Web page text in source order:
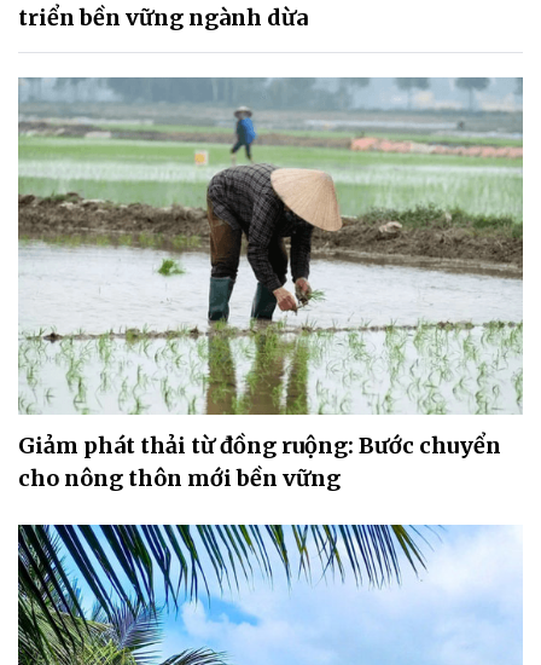
triển bền vững ngành dừa
Giảm phát thải từ đồng ruộng: Bước chuyển
cho nông thôn mới bền vững